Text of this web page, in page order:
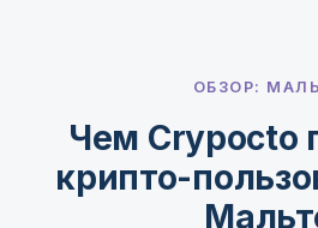
ОБЗОР:
Чем Crypocto
крипто-